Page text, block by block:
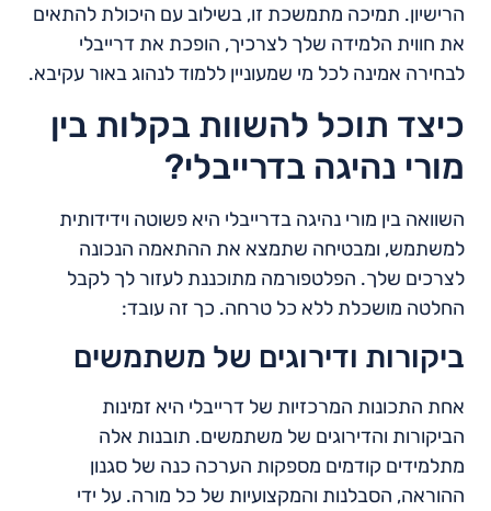
הרישיון. תמיכה מתמשכת זו, בשילוב עם היכולת להתאים
את חווית הלמידה שלך לצרכיך, הופכת את דרייבלי
לבחירה אמינה לכל מי שמעוניין ללמוד לנהוג באור עקיבא.
כיצד תוכל להשוות בקלות בין
מורי נהיגה בדרייבלי?
השוואה בין מורי נהיגה בדרייבלי היא פשוטה וידידותית
למשתמש, ומבטיחה שתמצא את ההתאמה הנכונה
לצרכים שלך. הפלטפורמה מתוכננת לעזור לך לקבל
החלטה מושכלת ללא כל טרחה. כך זה עובד:
ביקורות ודירוגים של משתמשים
אחת התכונות המרכזיות של דרייבלי היא זמינות
הביקורות והדירוגים של משתמשים. תובנות אלה
מתלמידים קודמים מספקות הערכה כנה של סגנון
ההוראה, הסבלנות והמקצועיות של כל מורה. על ידי